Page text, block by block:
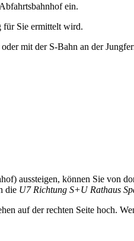
ein.
für Sie ermittelt wird.
mit der S-Bahn an der
aussteigen, können Sie von
die U7 Richtung S+U Rathaus
auf der rechten Seite hoch.